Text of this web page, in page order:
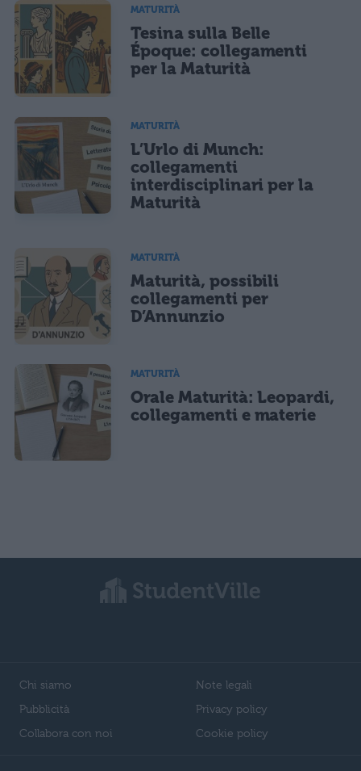
MATURITÀ
Tesina sulla Belle
Époque: collegamenti
per la Maturità
MATURITÀ
L’Urlo di Munch:
collegamenti
interdisciplinari per la
Maturità
MATURITÀ
Maturità, possibili
collegamenti per
D’Annunzio
MATURITÀ
Orale Maturità: Leopardi,
collegamenti e materie
Chi siamo
Pubblicità
Collabora con noi
Note legali
Privacy policy
Cookie policy